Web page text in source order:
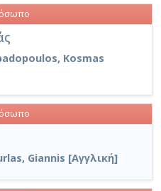
Kosmas
Giannis [Αγγλική]